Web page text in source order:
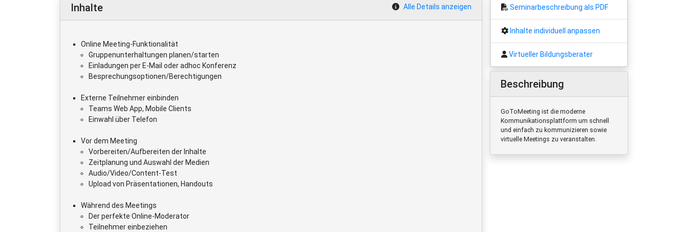
Inhalte Alle Details anzeigen
Online Meeting-Funktionalität
Gruppenunterhaltungen planen/starten
Einladungen per E-Mail oder adhoc Konferenz
Besprechungsoptionen/Berechtigungen
Externe Teilnehmer einbinden
Teams Web App, Mobile Clients
Einwahl über Telefon
Vor dem Meeting
Vorbereiten/Aufbereiten der Inhalte
Zeitplanung und Auswahl der Medien
Audio/Video/Content-Test
Upload von Präsentationen, Handouts
Während des Meetings
Der perfekte Online-Moderator
Teilnehmer einbeziehen
Seminarbeschreibung als PDF
Inhalte individuell anpassen
Virtueller Bildungsberater
Beschreibung
GoToMeeting ist die moderne
Kommunikationsplattform um schnell
und einfach zu kommunizieren sowie
virtuelle Meetings zu veranstalten.